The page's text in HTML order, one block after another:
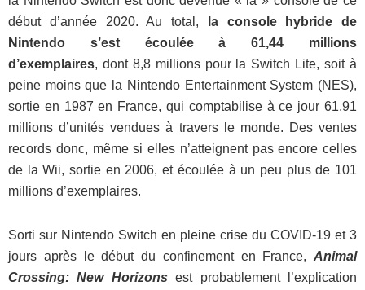
début d’année 2020. Au total,
la console hybride de
Nintendo s’est écoulée à 61,44 millions
d’exemplaires, dont 8,8 millions pour la Switch Lite, soit à
peine moins que la Nintendo Entertainment System (NES),
sortie en 1987 en France, qui comptabilise à ce jour 61,91
millions d’unités vendues à travers le monde. Des ventes
records donc, même si elles n’atteignent pas encore celles
de la Wii, sortie en 2006, et écoulée à un peu plus de 101
millions d’exemplaires.
Sorti sur Nintendo Switch en pleine crise du COVID-19 et 3
jours après le début du confinement en France, Animal
Crossing: New Horizons est probablement l’explication